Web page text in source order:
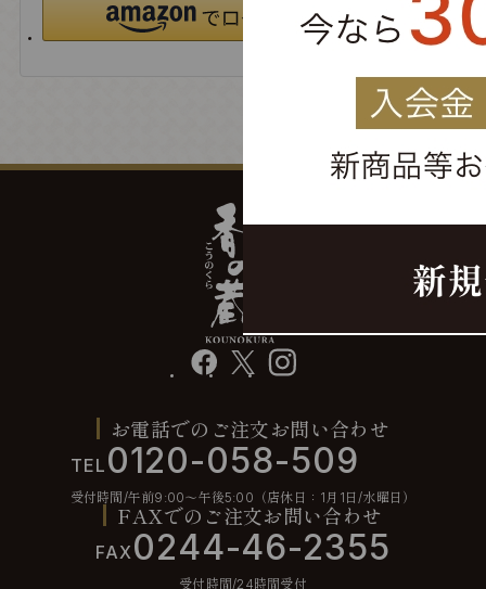
facebook instagram
お電話でのご注文お問い合わせ
TEL 0120-058-509
受付時間/午前9:00〜午後5:00（店休日：1月1日/水曜日）
FAXでのご注文お問い合わせ
FAX0244-46-2355
受付時間/24時間受付